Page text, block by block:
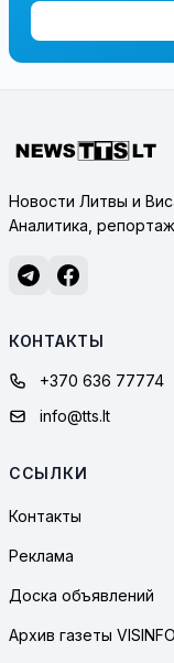
Новости Литвы и
Аналитика,
КОНТАКТЫ
+370 636 77774
info@tts.lt
ССЫЛКИ
Контакты
Реклама
Доска объявлений
Архив газеты VISINFO